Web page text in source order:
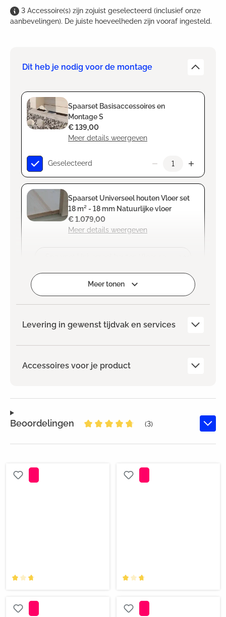
3 Accessoire(s) zijn zojuist geselecteerd (inclusief onze
aanbevelingen). De juiste hoeveelheden zijn vooraf ingesteld.
Dit heb je nodig voor de montage
Spaarset Basisaccessoires en
Montage S
Meer details weergeven
€ 139,00
Geselecteerd
Spaarset Universeel houten Vloer set
18 m² - 18 mm Natuurlijke vloer
Meer details weergeven
€ 1.079,00
Meer tonen
Levering in gewenst tijdvak en services
Accessoires voor je product
Beoordelingen
(3)